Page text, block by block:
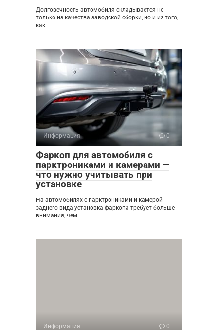
Долговечность автомобиля складывается не
только из качества заводской сборки, но и из того,
как
Информация 0
Фаркоп для автомобиля с
парктрониками и камерами —
что нужно учитывать при
установке
На автомобилях с парктрониками и камерой
заднего вида установка фаркопа требует больше
внимания, чем
Информация 0